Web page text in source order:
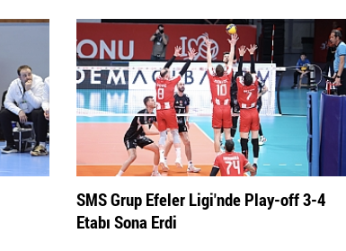
SMS Grup Efeler Ligi'nde Play-off 3-4
Etabı Sona Erdi